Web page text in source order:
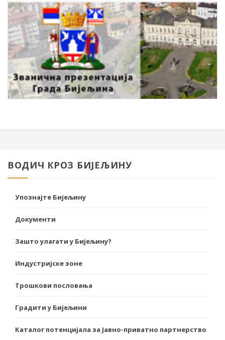
ВОДИЧ КРОЗ БИЈЕЉИНУ
Упознајте Бијељину
Документи
Зашто улагати у Бијељину?
Индустријске зоне
Трошкови пословања
Градити у Бијељини
Каталог потенцијала за Јавно-приватно партнерство